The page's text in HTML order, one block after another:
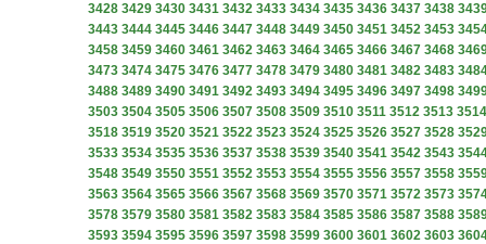
3428 3429 3430 3431 3432 3433 3434 3435 3436 3437 3438
3443 3444 3445 3446 3447 3448 3449 3450 3451 3452 3453
3458 3459 3460 3461 3462 3463 3464 3465 3466 3467 3468
3473 3474 3475 3476 3477 3478 3479 3480 3481 3482 3483
3488 3489 3490 3491 3492 3493 3494 3495 3496 3497 3498
3503 3504 3505 3506 3507 3508 3509 3510 3511 3512 3513 3514
3518 3519 3520 3521 3522 3523 3524 3525 3526 3527 3528
3533 3534 3535 3536 3537 3538 3539 3540 3541 3542 3543
3548 3549 3550 3551 3552 3553 3554 3555 3556 3557 3558
3563 3564 3565 3566 3567 3568 3569 3570 3571 3572 3573
3578 3579 3580 3581 3582 3583 3584 3585 3586 3587 3588
3593 3594 3595 3596 3597 3598 3599 3600 3601 3602 3603